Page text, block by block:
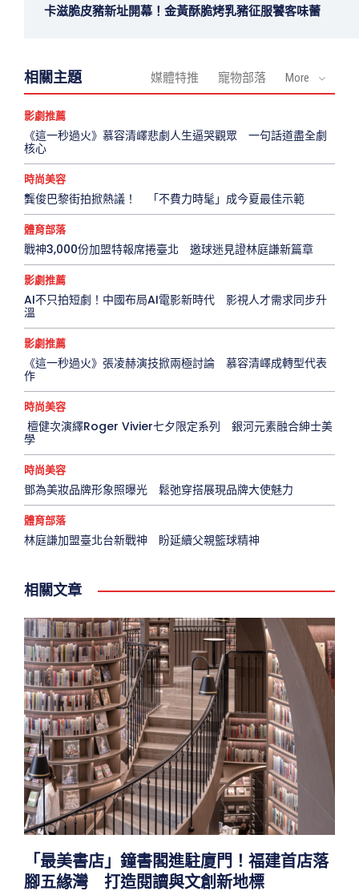
卡滋脆皮豬新址開幕！金黃酥脆烤乳豬征服饕客味蕾
相關主題 媒體特推 寵物部落 More
影劇推薦
《這一秒過火》慕容清嶧悲劇人生逼哭觀眾 一句話道盡全劇
核心
時尚美容
龔俊巴黎街拍掀熱議！ 「不費力時髦」成今夏最佳示範
體育部落
戰神3,000份加盟特報席捲臺北 邀球迷見證林庭謙新篇章
影劇推薦
AI不只拍短劇！中國布局AI電影新時代 影視人才需求同步升
溫
影劇推薦
《這一秒過火》張凌赫演技掀兩極討論 慕容清嶧成轉型代表
作
時尚美容
檀健次演繹Roger Vivier七夕限定系列 銀河元素融合紳士美
學
時尚美容
鄧為美妝品牌形象照曝光 鬆弛穿搭展現品牌大使魅力
體育部落
林庭謙加盟臺北台新戰神 盼延續父親籃球精神
相關文章
「最美書店」鐘書閣進駐廈門！福建首店落
腳五緣灣 打造閱讀與文創新地標